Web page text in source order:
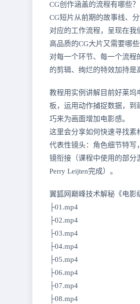
CG创作涵盖的流程有哪些？
CG短片从前期的故事线、
对应的工作流程，呈现在我
高品质的CG大片又需要哪些
对每一个环节、每一个流程
的剪辑、绚烂的特效加持是
教程用实例讲解目前好莱坞
板，运用动作捕捉数据，到
巧来为画面增加电影感。
这里会分享如何快速寻找素
代表性镜头：角色细节特写
镜衔接（课程中使用的部分
Perry Leijten完成）。
翼狐网巅峰技术解秘《电影
├01.mp4
├02.mp4
├03.mp4
├04.mp4
├05.mp4
├06.mp4
├07.mp4
├08.mp4